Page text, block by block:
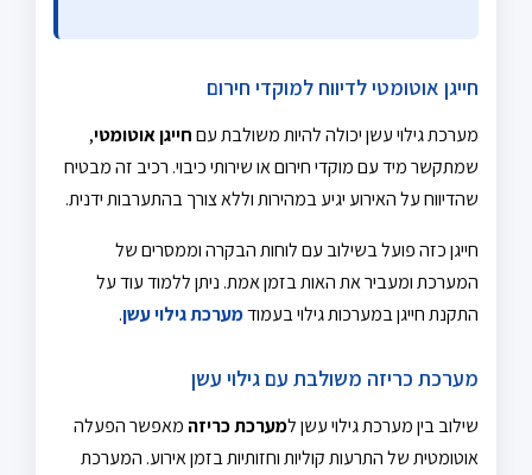
חייגן אוטומטי לדיווח למוקדי חירום
מערכת גילוי עשן יכולה להיות משולבת עםחייגן אוטומטי,
שמתקשר מיד עם מוקדי חירום או שירותי כיבוי. רכיב זה מבטיח
שהדיווח על האירוע יגיע במהירות וללא צורך בהתערבות ידנית.
חייגן כזה פועל בשילוב עם לוחות הבקרה וממסרים של
המערכת ומעביר את האות בזמן אמת. ניתן ללמוד עוד על
התקנת חייגן במערכות גילוי בעמודמערכת גילוי עשן.
מערכת כריזה משולבת עם גילוי עשן
שילוב בין מערכת גילוי עשן למערכת כריזה מאפשר הפעלה
אוטומטית של התרעות קוליות וחזותיות בזמן אירוע. המערכת